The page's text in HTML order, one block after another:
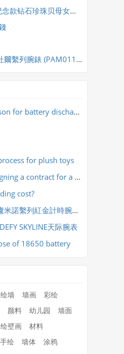
钻石珍珠贝母女士腕表
繫列腕錶 (PAM01123)
discharge and heating
for plush toys
for a wedding company
cost?
紅金計時腕錶PAM01111
SKYLINE天际腕表
of 18650 battery
墙 墙画
彩绘
颜料 幼儿园
墙面
壁画
材料
绘 墙体
涂鸦